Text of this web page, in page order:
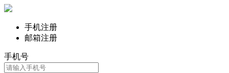
手机注册
邮箱注册
手机号